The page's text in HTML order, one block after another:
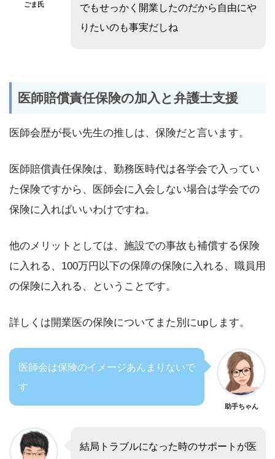
ごま氏
でもせっかく開業したのだから自由にや
りたいのも事実だしね
医師賠償責任保険の加入と弁護士支援
医師会歴が長い先生の推しは、保険だと言います。
医師賠償責任保険は、勤務医時代は各学会で入ってい
た保険ですから、医師会に入会しない場合は学会での
保険に入ればいいわけですね。
他のメリットとしては、施設での事故も補償する保険
に入れる、100万円以下の保障の保険に入れる、職員用
の保険に入れる、ということです。
詳しくは開業医の保険についてまた別にupします。
医師会は保険のイメージあんまりないで
す
助手ちゃん
結局トラブルになった時のサポートが医